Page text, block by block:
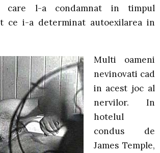
care l-a condamnat in timpul
ce i-a determinat autoexilarea in
Multi oameni
nevinovati cad
in acest joc al
nervilor. In
hotelul
condus de
James Temple,